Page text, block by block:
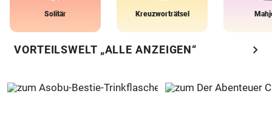
Solitär Kreuzworträtsel
VORTEILSWELT „ALLE ANZEIGEN“ chevron_right